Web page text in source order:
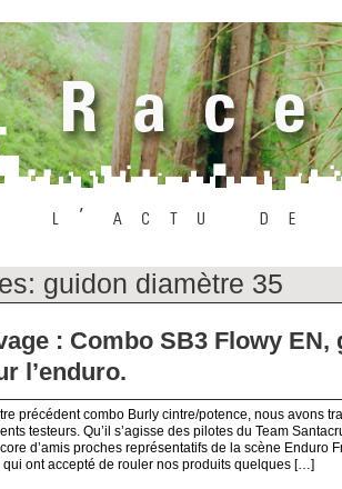
guidon diamètre 35
: Combo SB3 Flowy EN,
l’enduro.
précédent combo Burly cintre/potence, nous avons
testeurs. Qu’il s’agisse des pilotes du Team
d’amis proches représentatifs de la scène Enduro
ont accepté de rouler nos produits quelques […]